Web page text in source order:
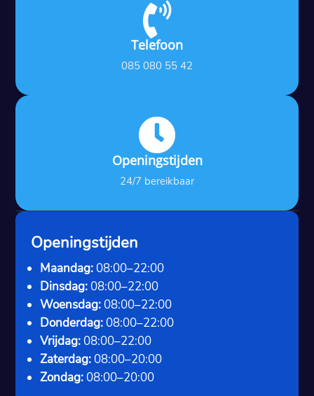

Telefoon
085 080 55 42

Openingstijden
24/7 bereikbaar
Openingstijden
Maandag: 08:00–22:00
Dinsdag: 08:00–22:00
Woensdag: 08:00–22:00
Donderdag: 08:00–22:00
Vrijdag: 08:00–22:00
Zaterdag: 08:00–20:00
Zondag: 08:00–20:00